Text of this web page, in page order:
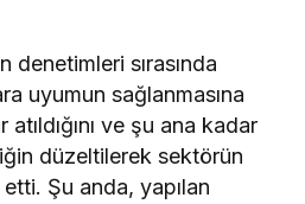
denetimleri sırasında
uyumun sağlanmasına
ve şu ana kadar
düzeltilerek sektörün
Şu anda, yapılan